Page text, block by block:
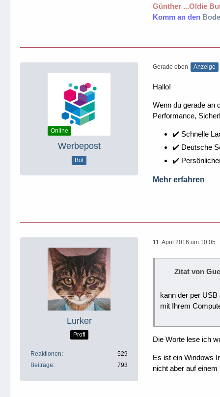
Günther ...Oldie
Komm an den
Online
Werbepost
Bot
Gerade eben Anzeige
Hallo!
Wenn du gerade an
Performance,
✔️ Schnelle
✔️ Deutsche
✔️
Mehr erfahren
Lurker
Profi
Reaktionen
529
Beiträge
793
11. April 2016 um 10:05
Zitat von
kann der per
mit Ihrem
Die Worte lese ich
Es ist ein Windows
nicht aber auf einem